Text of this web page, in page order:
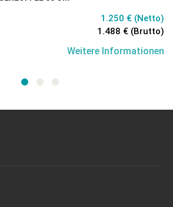
1.250 € (Netto)
1.488 € (Brutto)
Weitere Informationen